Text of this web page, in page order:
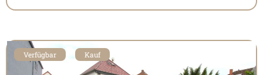
Verfügbar Kauf